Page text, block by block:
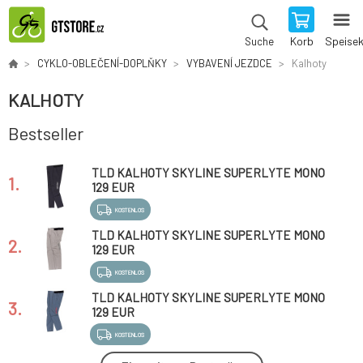
Suche Korb
CYKLO-OBLEČENÍ-DOPLŇKY VYBAVENÍ JEZDCE Kalhoty
KALHOTY
Bestseller
1.
KOSTENLOS
TLD KALHOTY SKYLINE SUPERLYTE MONO
CARBON (28893100)
129 EUR
2.
KOSTENLOS
TLD KALHOTY SKYLINE SUPERLYTE MONO
TIMBER (28893102)
129 EUR
3.
KOSTENLOS
TLD KALHOTY SKYLINE SUPERLYTE MONO
STEEL BLUE (28893101)
129 EUR
TLD KALHOTY RUCKUS CARGO MONO